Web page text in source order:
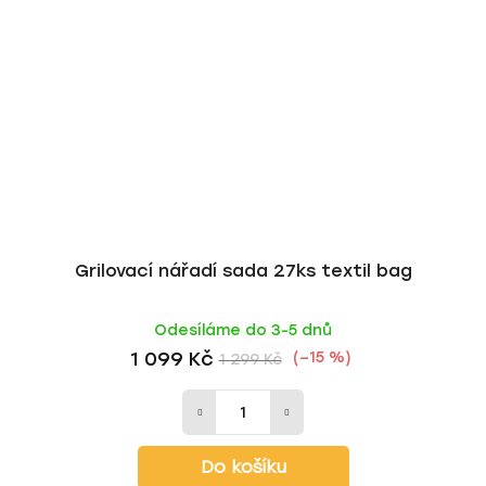
Grilovací nářadí sada 27ks textil bag
Odesíláme do 3-5 dnů
1 099 Kč 1 299 Kč (–15 %)
Do košíku